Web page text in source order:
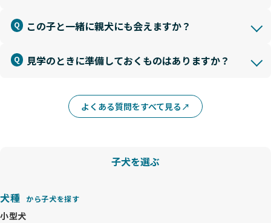
この子と一緒に親犬にも会えますか？
見学のときに準備しておくものはありますか？
よくある質問をすべて見る
子犬を選ぶ
犬種 から子犬を探す
小型犬